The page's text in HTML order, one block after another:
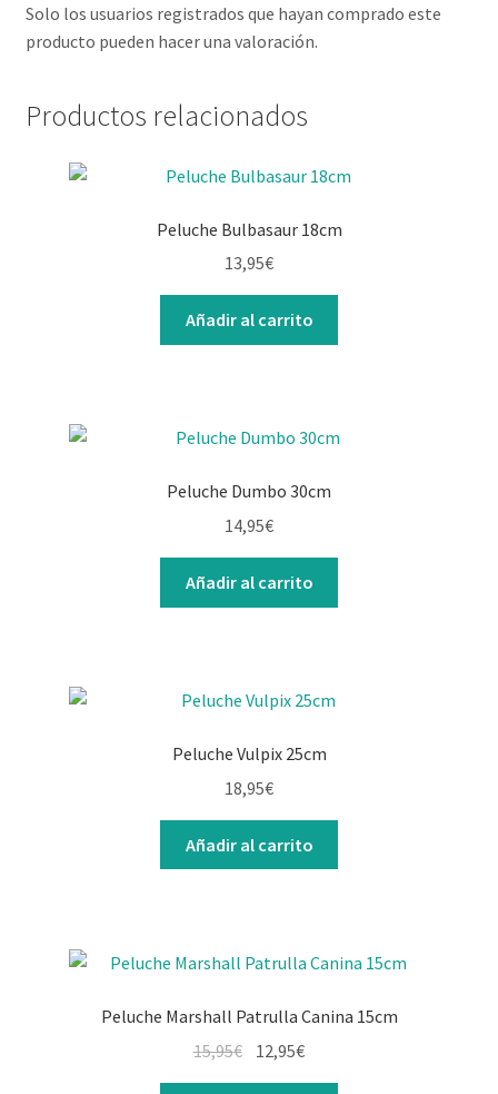
Solo los usuarios registrados que hayan comprado este
producto pueden hacer una valoración.
Productos relacionados
Peluche Bulbasaur 18cm
13,95€
Añadir al carrito
Peluche Dumbo 30cm
14,95€
Añadir al carrito
Peluche Vulpix 25cm
18,95€
Añadir al carrito
Peluche Marshall Patrulla Canina 15cm
15,95€ 12,95€